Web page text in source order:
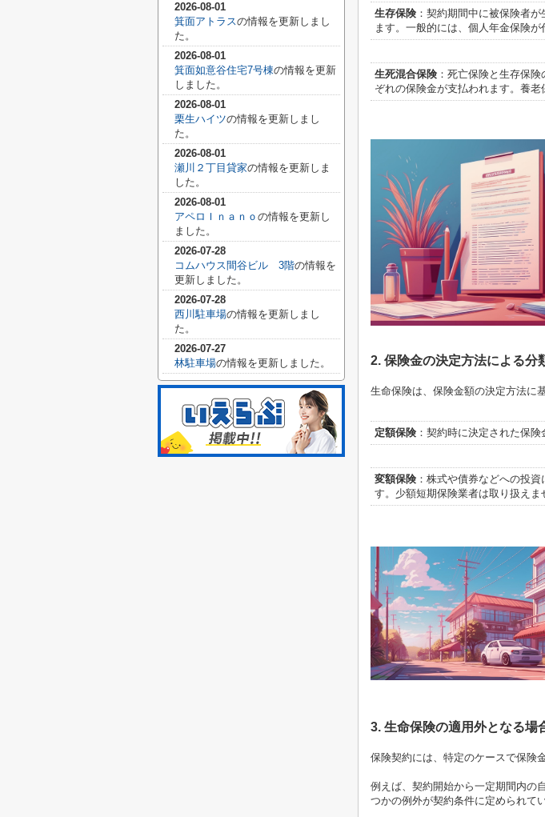
生存保険 ：契約期間中に被保険者
ます。一般的には、個人年金保険が
生死混合保険 ：死亡保険と生存保
ぞれの保険金が支払われます。養老
2. 保険金の決定方法による分
生命保険は、保険金額の決定方法に
定額保険 ：契約時に決定された保険
変額保険 ：株式や債券などへの投
す。少額短期保険業者は取り扱えま
3. 生命保険の適用外となる場
保険契約には、特定のケースで保険
例えば、契約開始から一定期間内の
つかの例外が契約条件に定められてい
2026-08-01
箕面アトラスの情報を更新しまし
た。
2026-08-01
箕面如意谷住宅7号棟の情報を更新
しました。
2026-08-01
栗生ハイツの情報を更新しまし
た。
2026-08-01
瀬川２丁目貸家の情報を更新しま
した。
2026-08-01
アペロＩｎａｎｏ の情報を更新し
ました。
2026-07-28
コムハウス間谷ビル 3階の情報を
更新しました。
2026-07-28
西川駐車場の情報を更新しまし
た。
2026-07-27
林駐車場の情報を更新しました。